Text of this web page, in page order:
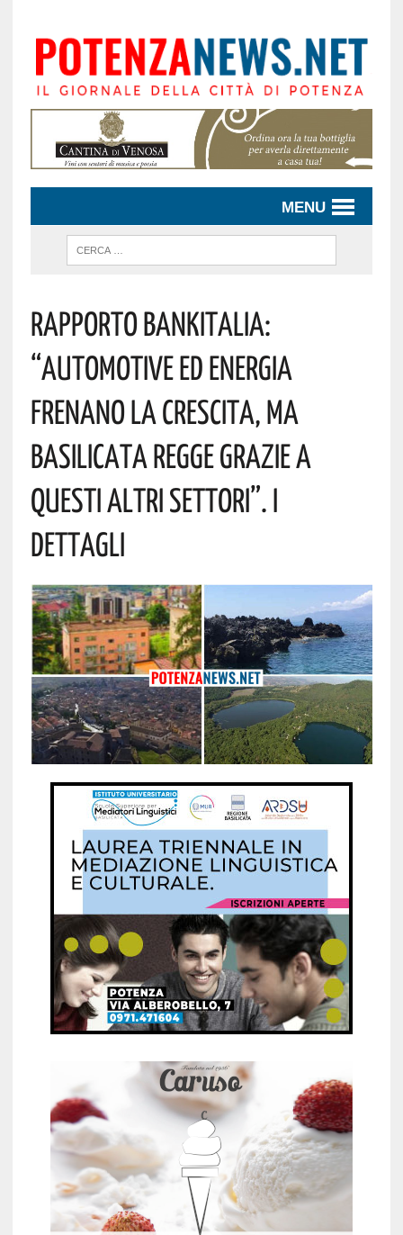
MENU
Rapporto Bankitalia:
“Automotive Ed Energia
Frenano La Crescita, Ma
Basilicata Regge Grazie A
Questi Altri Settori”. I
Dettagli